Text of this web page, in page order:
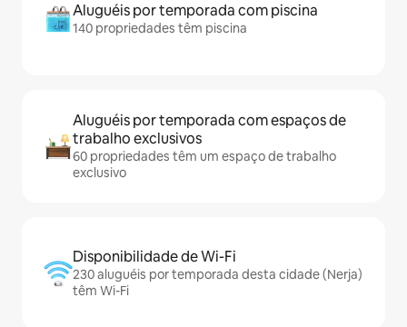
Aluguéis por temporada com piscina
140 propriedades têm piscina
Aluguéis por temporada com espaços de
trabalho exclusivos
60 propriedades têm um espaço de trabalho
exclusivo
Disponibilidade de Wi-Fi
230 aluguéis por temporada desta cidade (Nerja)
têm Wi-Fi